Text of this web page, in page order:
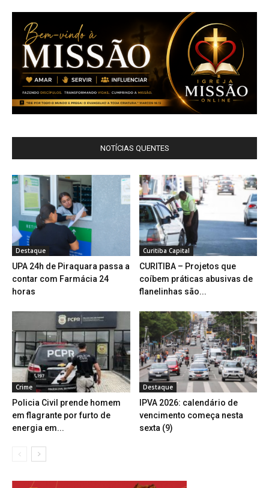
NOTÍCIAS QUENTES
Destaque
UPA 24h de Piraquara passa a
contar com Farmácia 24
horas
Curitiba Capital
CURITIBA – Projetos que
coíbem práticas abusivas de
flanelinhas são...
Crime
Policia Civil prende homem
em flagrante por furto de
energia em...
Destaque
IPVA 2026: calendário de
vencimento começa nesta
sexta (9)